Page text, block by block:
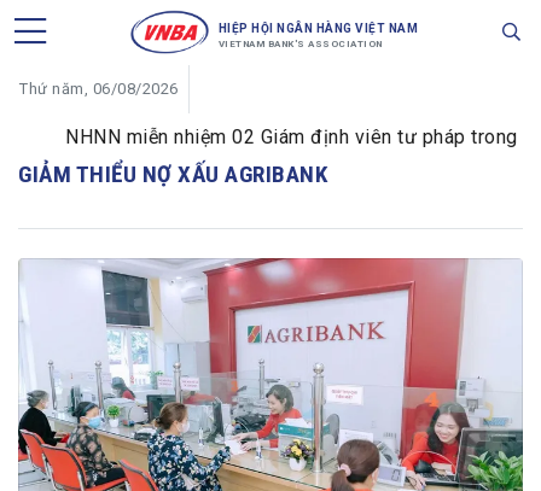
HIỆP HỘI NGÂN HÀNG VIỆT NAM
VIETNAM BANK'S ASSOCIATION
Thứ năm, 06/08/2026
NHNN miễn nhiệm 02 Giám định viên tư pháp trong
GIẢM THIỂU NỢ XẤU AGRIBANK